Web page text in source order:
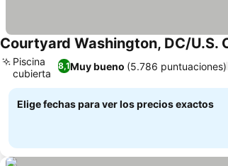
Courtyard Washington, DC/U.S.
8,1Muy bueno (5.786 puntuaciones)
Piscina
cubierta
Elige fechas para ver los precios exactos